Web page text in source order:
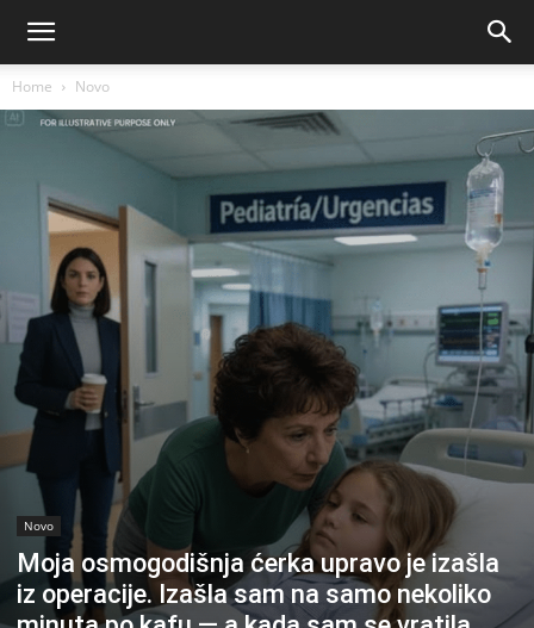
Home Novo
Novo
Moja osmogodišnja ćerka upravo je izašla
iz operacije. Izašla sam na samo nekoliko